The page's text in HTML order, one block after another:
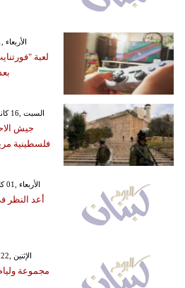
GMT 21:38 2025 الأربعاء ,21 أيار / مايو
لعبة
GMT 07:18 2023 السبت ,16 كانون الأول / ديسمبر
جيش
فلسطينية
GMT 09:23 2020 الأربعاء ,01 كانون الثاني / يناير
أعد النظر
GMT 23:14 2021 الإثنين ,22 شباط / فبراير
مجموعة